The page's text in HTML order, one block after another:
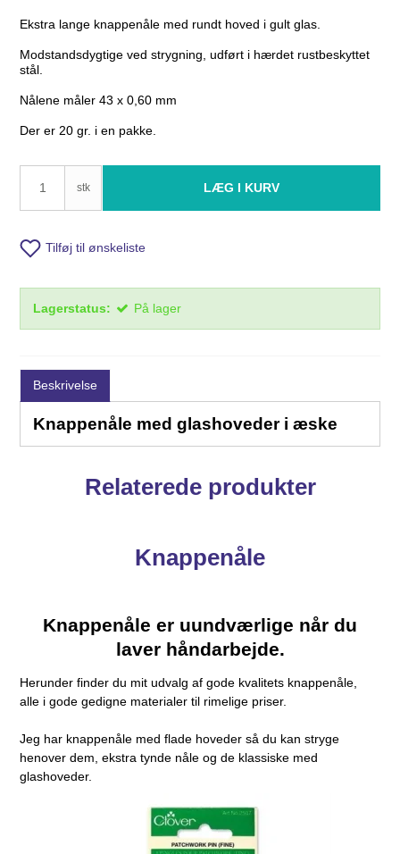
Ekstra lange knappenåle med rundt hoved i gult glas.
Modstandsdygtige ved strygning, udført i hærdet rustbeskyttet
stål.
Nålene måler 43 x 0,60 mm
Der er 20 gr. i en pakke.
Lagerstatus: På lager
stk LÆG I KURV
Tilføj til ønskeliste
Beskrivelse
Knappenåle med glashoveder i æske
Relaterede produkter
Knappenåle
Knappenåle er uundværlige når du
laver håndarbejde.
Herunder finder du mit udvalg af gode kvalitets knappenåle,
alle i gode gedigne materialer til rimelige priser.
Jeg har knappenåle med flade hoveder så du kan stryge
henover dem, ekstra tynde nåle og de klassiske med
glashoveder.